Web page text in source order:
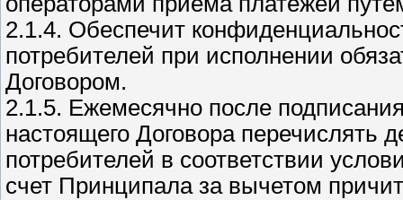
2.1.4. Обеспечит
потребителей при исполнении
Договором.
2.1.5. Ежемесячно после
настоящего Договора перечислять
потребителей в соответствии
счет Принципала за вычетом